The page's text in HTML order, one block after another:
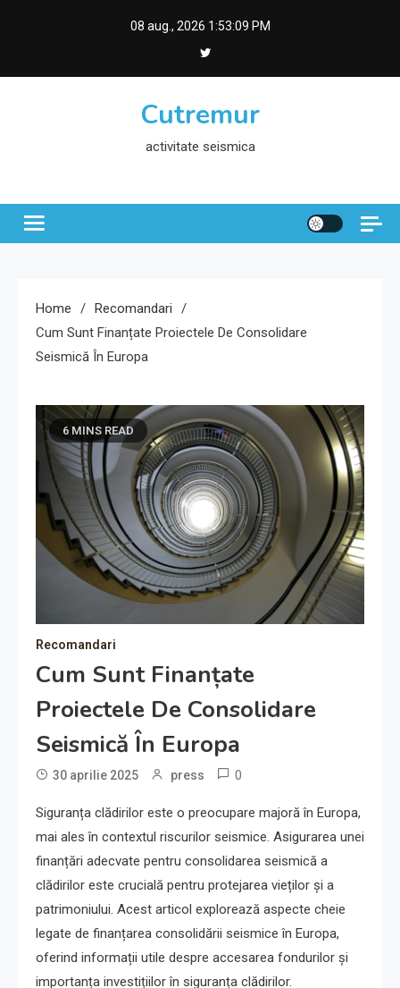
08 aug., 2026 1:53:10 PM
Cutremur
activitate seismica
Home
Recomandari
Cum Sunt Finanțate Proiectele De Consolidare
Seismică În Europa
6 MINS READ
Recomandari
Cum Sunt Finanțate
Proiectele De Consolidare
Seismică În Europa
30 aprilie 2025 press 0
Siguranța clădirilor este o preocupare majoră în Europa,
mai ales în contextul riscurilor seismice. Asigurarea unei
finanțări adecvate pentru consolidarea seismică a
clădirilor este crucială pentru protejarea vieților și a
patrimoniului. Acest articol explorează aspecte cheie
legate de finanțarea consolidării seismice în Europa,
oferind informații utile despre accesarea fondurilor și
importanța investițiilor în siguranța clădirilor.